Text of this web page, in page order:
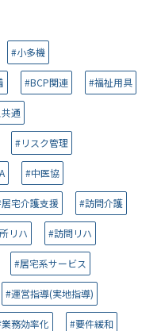
#小多機
#BCP関連 #福祉用具
通
#リスク管理
#中医協
宅介護支援 #訪問介護
リハ #訪問リハ
#居宅系サービス
#運営指導(実地指導)
務効率化 #要件緩和